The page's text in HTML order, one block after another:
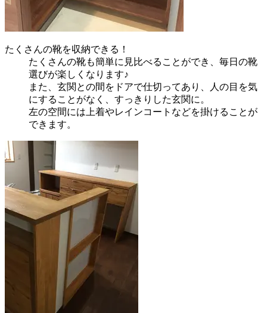
たくさんの靴を収納できる！
たくさんの靴も簡単に見比べることができ、毎日の靴
選びが楽しくなります♪
また、玄関との間をドアで仕切ってあり、人の目を気
にすることがなく、すっきりした玄関に。
左の空間には上着やレインコートなどを掛けることが
できます。